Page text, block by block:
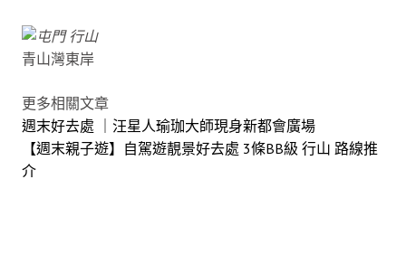
青山灣東岸
更多相關文章
週末好去處 ｜汪星人瑜珈大師現身新都會廣場
【週末親子遊】自駕遊靚景好去處 3條BB級 行山 路線推
介